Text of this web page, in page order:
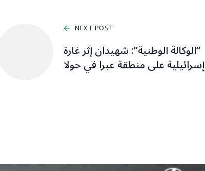
NEXT POST
“الوكالة الوطنية”: شهيدان إثر غارة
إسرائيلية على منطقة عبرا في حولا